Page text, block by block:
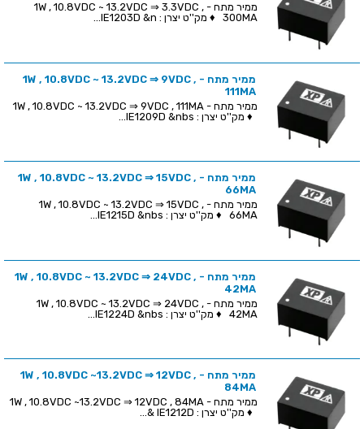
ממיר מתח - 1W , 10.8VDC ~ 13.2VDC ⇒ 3.3VDC ,
300MA ♦ מק''ט יצרן : IE1203D &n...
ממיר מתח - 1W , 10.8VDC ~ 13.2VDC ⇒ 9VDC ,
111MA
ממיר מתח - 1W , 10.8VDC ~ 13.2VDC ⇒ 9VDC , 111MA
♦ מק''ט יצרן : IE1209D &nbs...
ממיר מתח - 1W , 10.8VDC ~ 13.2VDC ⇒ 15VDC ,
66MA
ממיר מתח - 1W , 10.8VDC ~ 13.2VDC ⇒ 15VDC ,
66MA ♦ מק''ט יצרן : IE1215D &nbs...
ממיר מתח - 1W , 10.8VDC ~ 13.2VDC ⇒ 24VDC ,
42MA
ממיר מתח - 1W , 10.8VDC ~ 13.2VDC ⇒ 24VDC ,
42MA ♦ מק''ט יצרן : IE1224D &nbs...
ממיר מתח - 1W , 10.8VDC ~13.2VDC ⇒ 12VDC ,
84MA
ממיר מתח - 1W , 10.8VDC ~13.2VDC ⇒ 12VDC , 84MA
♦ מק''ט יצרן : IE1212D &...